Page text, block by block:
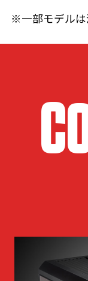
※一部モデルは